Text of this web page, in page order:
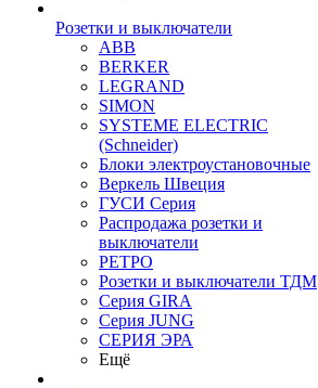
Розетки и выключатели
ABB
BERKER
LEGRAND
SIMON
SYSTEME ELECTRIC
(Schneider)
Блоки электроустановочные
Веркель Швеция
ГУСИ Серия
Распродажа розетки и
выключатели
РЕТРО
Розетки и выключатели ТДМ
Серия GIRA
Серия JUNG
СЕРИЯ ЭРА
Ещё